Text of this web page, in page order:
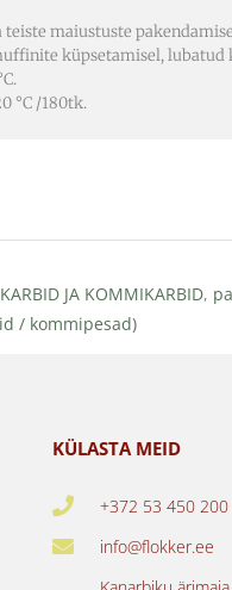
maiustuste
küpsetamisel, lubatud
°C /180tk.
JA KOMMIKARBID,
/ kommipesad)
KÜLASTA MEID
+372 53 450 200
info@flokker.ee